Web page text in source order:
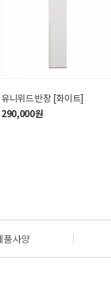
유니위드 반장 [화이트]
290,000원
유니위드 옷장 [2단 서랍형 /
화이트]
품사양